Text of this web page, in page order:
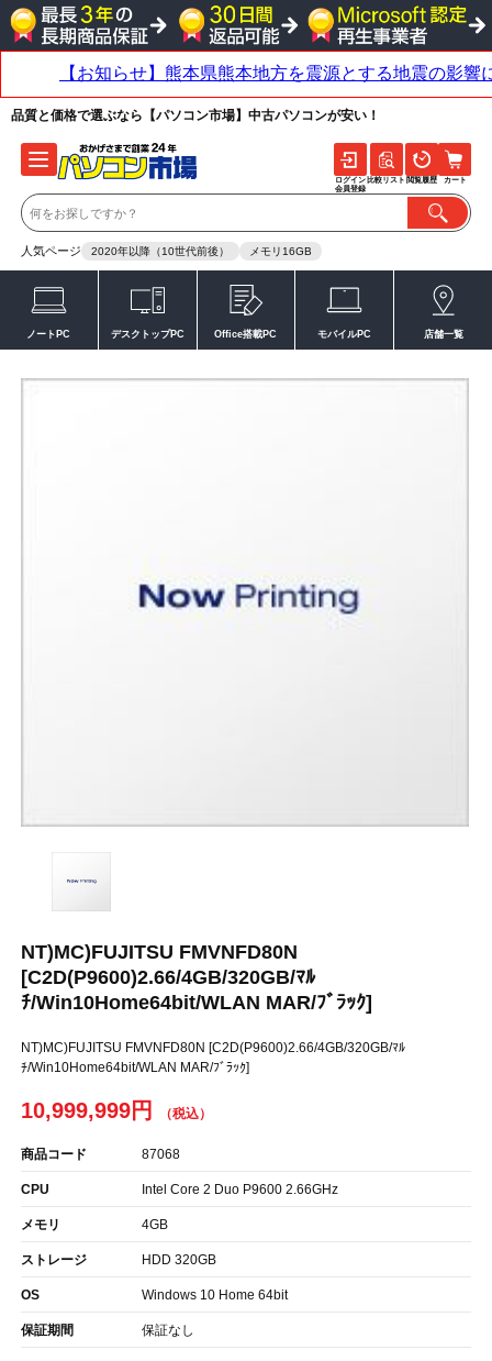
品質と価格で選ぶなら【パソコン市場】中古パソコンが安い！
人気ページ 2020年以降（10世代前後） メモリ16GB
ログイン
会員登録
比較リスト 閲覧履歴 カート
ノートPC デスクトップPC Office搭載PC モバイルPC 店舗一覧
NT)MC)FUJITSU FMVNFD80N
[C2D(P9600)2.66/4GB/320GB/ﾏﾙ
ﾁ/Win10Home64bit/WLAN MAR/ﾌﾞﾗｯｸ]
NT)MC)FUJITSU FMVNFD80N [C2D(P9600)2.66/4GB/320GB/ﾏﾙ
ﾁ/Win10Home64bit/WLAN MAR/ﾌﾞﾗｯｸ]
10,999,999円
商品コード 87068
CPU Intel Core 2 Duo P9600 2.66GHz
メモリ 4GB
ストレージ HDD 320GB
OS Windows 10 Home 64bit
保証期間 保証なし